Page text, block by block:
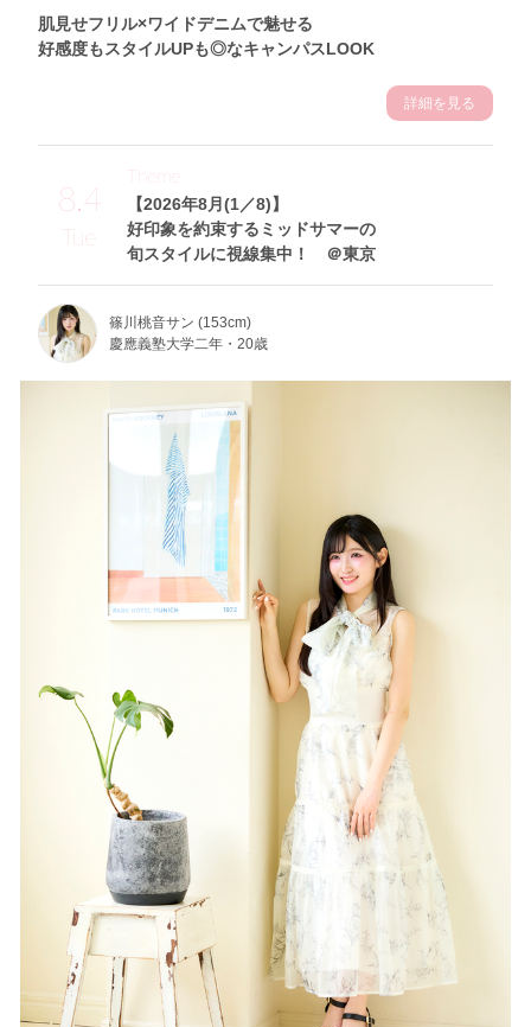
肌見せフリル×ワイドデニムで魅せる
好感度もスタイルUPも◎なキャンパスLOOK
詳細を見る
8.4
Tue
【2026年8月(1／8)】
好印象を約束するミッドサマーの
旬スタイルに視線集中！ ＠東京
Theme
篠川桃音サン (153cm)
慶應義塾大学二年・20歳